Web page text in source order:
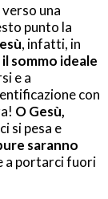
una
punto la
, infatti, in
sommo ideale
e a
con
O Gesù,
si pesa e
saranno
a portarci fuori